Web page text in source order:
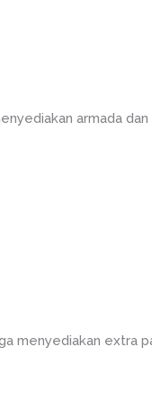
armada
menyediakan extra